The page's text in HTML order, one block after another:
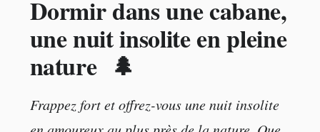
Dormir dans une cabane,
une nuit insolite en pleine
nature🌲
Frappez fort et offrez-vous une nuit insolite